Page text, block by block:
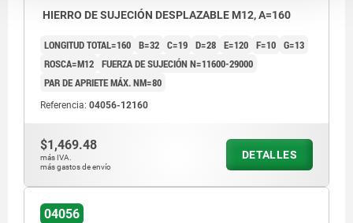
HIERRO DE SUJECIÓN DESPLAZABLE M12, A=160
LONGITUD TOTAL=160 B=32 C=19 D=28 E=120 F=10 G=13
ROSCA=M12 FUERZA DE SUJECIÓN N=11600-29000
PAR DE APRIETE MÁX. NM=80
Referencia: 04056-12160
$1,469.48
más IVA.
más gastos de envío
DETALLES
04056